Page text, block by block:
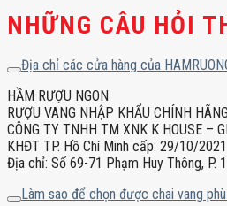
NHỮNG CÂU HỎI
Địa chỉ các cửa hàng của
HẦM RƯỢU NGON
RƯỢU VANG NHẬP KHẨU CHÍNH
CÔNG TY TNHH TM XNK K HOUSE –
KHĐT TP. Hồ Chí Minh cấp: 29/10/2021
Địa chỉ: Số 69-71 Phạm Huy Thông, P.
Làm sao để chọn được chai vang